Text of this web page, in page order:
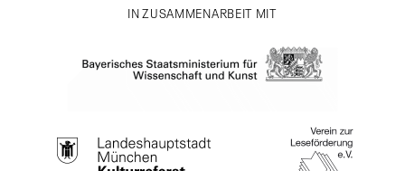
IN ZUSAMMENARBEIT MIT